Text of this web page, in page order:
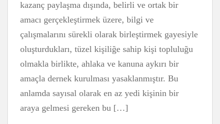
kazanç paylaşma dışında, belirli ve ortak bir
amacı gerçekleştirmek üzere, bilgi ve
çalışmalarını sürekli olarak birleştirmek gayesiyle
oluşturdukları, tüzel kişiliğe sahip kişi topluluğu
olmakla birlikte, ahlaka ve kanuna aykırı bir
amaçla dernek kurulması yasaklanmıştır. Bu
anlamda sayısal olarak en az yedi kişinin bir
araya gelmesi gereken bu […]